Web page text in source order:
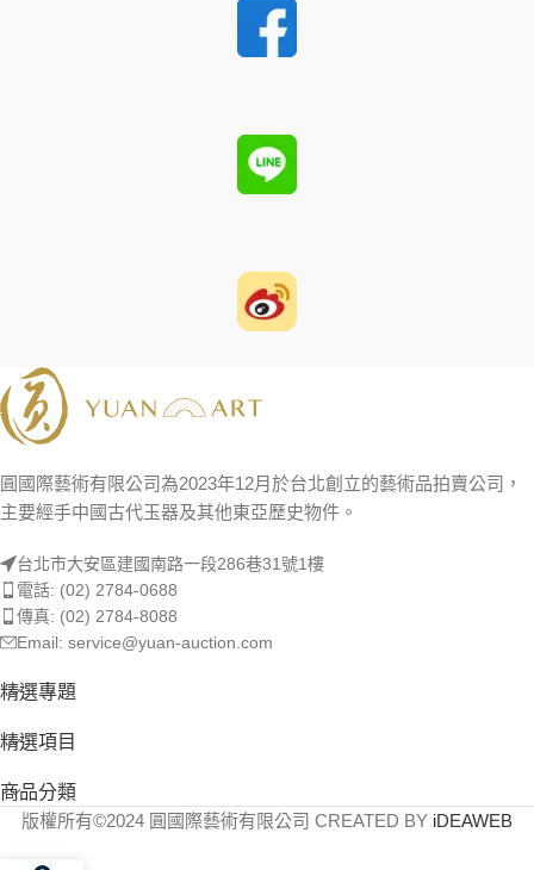
圓國際藝術有限公司為2023年12月於台北創立的藝術品拍賣公司，
主要經手中國古代玉器及其他東亞歷史物件。
台北市大安區建國南路一段286巷31號1樓
電話: (02) 2784-0688
傳真: (02) 2784-8088
Email: service@yuan-auction.com
精選專題
精選項目
商品分類
版權所有©2024 圓國際藝術有限公司 CREATED BY iDEAWEB